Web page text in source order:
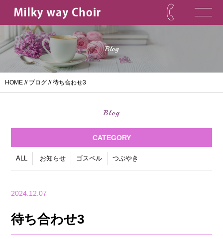
Blog
HOME // ブログ // 待ち合わせ3
Blog
CATEGORY
ALL お知らせ ゴスペル つぶやき
2024.12.07
待ち合わせ3